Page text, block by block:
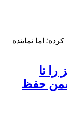
اما نماینده
را تا
حفظ